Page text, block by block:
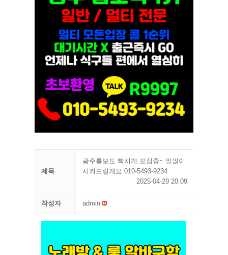
제목
광주룸보도 빡시게 모집중~ 일많이
시켜드릴게요 010-5493-9234
2025-04-29 20:09
작성자 admin